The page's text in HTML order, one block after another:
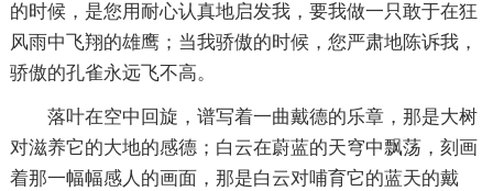
的时候，是您用耐心认真地启发我，要我做一只敢于在狂
风雨中飞翔的雄鹰；当我骄傲的时候，您严肃地陈诉我，
骄傲的孔雀永远飞不高。
落叶在空中回旋，谱写着一曲戴德的乐章，那是大树
对滋养它的大地的感德；白云在蔚蓝的天穹中飘荡，刻画
着那一幅幅感人的画面，那是白云对哺育它的蓝天的戴